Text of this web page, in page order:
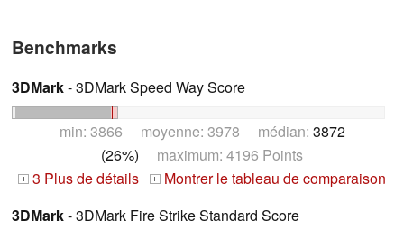
Benchmarks
3DMark- 3DMark Speed Way Score
min: 3866 moyenne: 3978 médian: 3872
(26%) maximum: 4196 Points
+ 3 Plus de détails + Montrer le tableau de comparaison
3DMark- 3DMark Fire Strike Standard Score